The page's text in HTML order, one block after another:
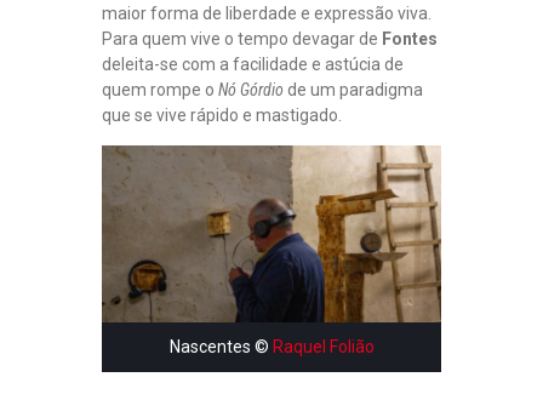
maior forma de liberdade e expressão viva.
Para quem vive o tempo devagar de Fontes
deleita-se com a facilidade e astúcia de
quem rompe o Nó Górdio de um paradigma
que se vive rápido e mastigado.
Nascentes © Raquel Folião
S
,
P
U
B
Õ
E
S